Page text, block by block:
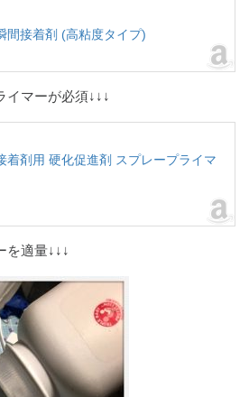
間接着剤 (高粘度タイプ)
イマーが必須↓↓↓
着剤用 硬化促進剤 スプレープライマ
を適量↓↓↓